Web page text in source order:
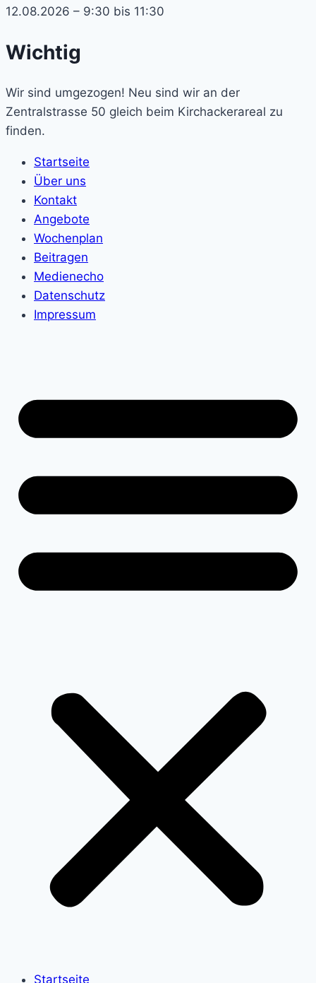
12.08.2026 – 9:30 bis 11:30
Wichtig
Wir sind umgezogen! Neu sind wir an der
Zentralstrasse 50 gleich beim Kirchackerareal zu
finden.
Startseite
Über uns
Kontakt
Angebote
Wochenplan
Beitragen
Medienecho
Datenschutz
Impressum
Startseite